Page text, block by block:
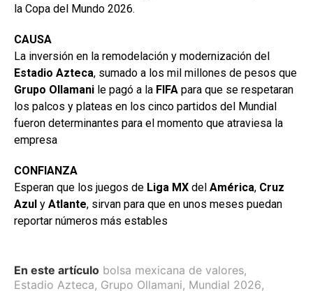
la Copa del Mundo 2026.
CAUSA
La inversión en la remodelación y modernización del
Estadio Azteca, sumado a los mil millones de pesos que
Grupo Ollamani le pagó a la FIFA para que se respetaran
los palcos y plateas en los cinco partidos del Mundial
fueron determinantes para el momento que atraviesa la
empresa
CONFIANZA
Esperan que los juegos de Liga MX del América, Cruz
Azul y Atlante, sirvan para que en unos meses puedan
reportar números más estables
En este artículo bolsa mexicana de valores,
Estadio Azteca, Grupo Ollamani, Mundial 2026,